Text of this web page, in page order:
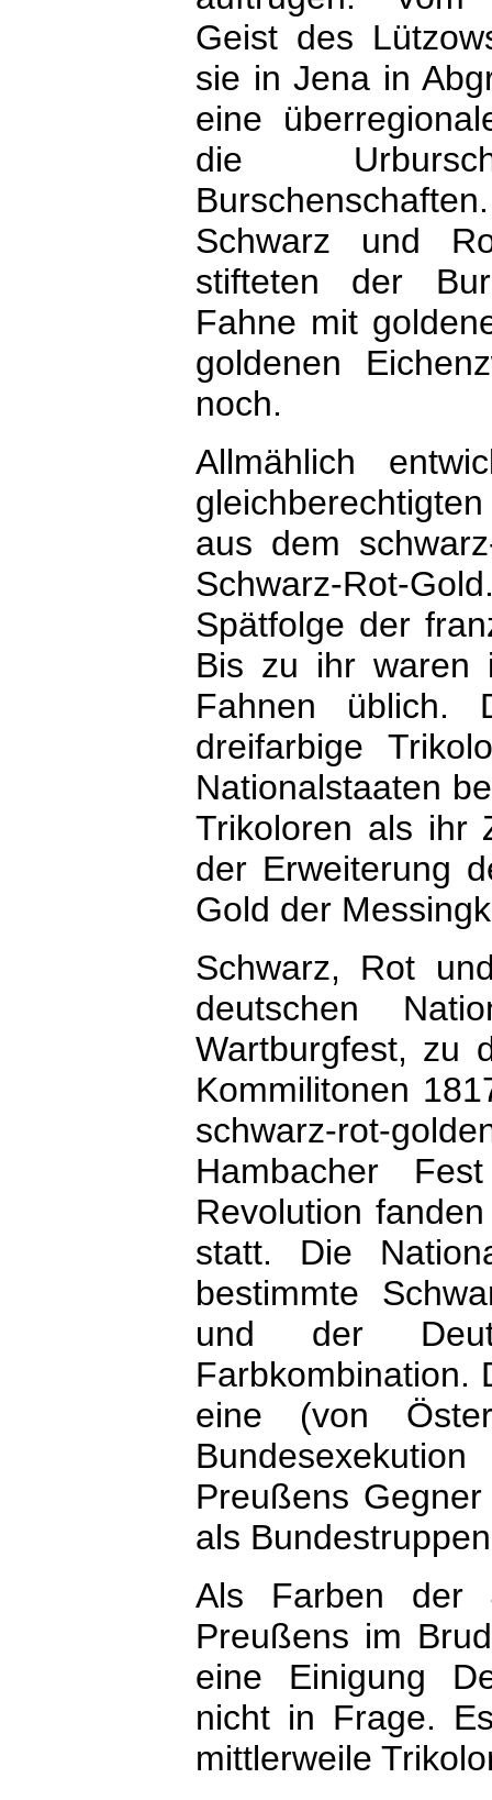
Geist des
sie in Jena in
eine
die
Schwarz und
stifteten der
Fahne mit
goldenen
noch.
Allmählich
aus dem
Schwarz-Rot-
Spätfolge der
Bis zu ihr waren
Fahnen üblich.
dreifarbige
Nationalstaaten
Trikoloren als ihr
der Erweiterung
Gold der
Schwarz, Rot
deutschen
Wartburgfest, zu
Kommilitonen
schwarz-rot-
Hambacher
Revolution
statt. Die
bestimmte
und der
Farbkombination.
eine (von
Preußens
als
Als Farben der
Preußens im
eine Einigung
nicht in Frage.
mittlerweile